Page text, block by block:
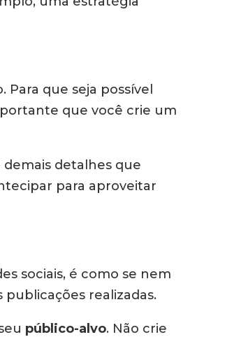
que seja possível
que você crie um
detalhes que
para aproveitar
sociais, é como se nem
realizadas.
público-alvo. Não crie